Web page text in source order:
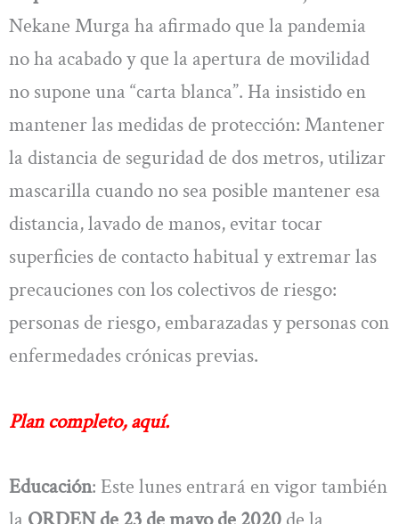
Nekane Murga ha afirmado que la pandemia
no ha acabado y que la apertura de movilidad
no supone una “carta blanca”. Ha insistido en
mantener las medidas de protección: Mantener
la distancia de seguridad de dos metros, utilizar
mascarilla cuando no sea posible mantener esa
distancia, lavado de manos, evitar tocar
superficies de contacto habitual y extremar las
precauciones con los colectivos de riesgo:
personas de riesgo, embarazadas y personas con
enfermedades crónicas previas.
Plan completo, aquí.
Educación: Este lunes entrará en vigor también